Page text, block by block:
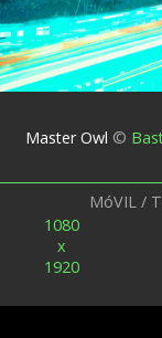
Master Owl ©
MóVIL /
1080
x
1920